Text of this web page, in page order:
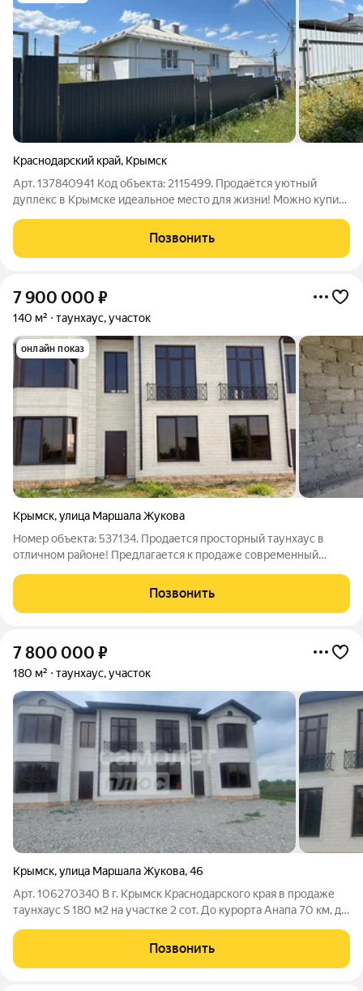
Краснодарский край, Крымск
Арт. 137840941 Код объекта: 2115499. Продаётся уютный
дуплекс в Крымске идеальное место для жизни! Можно купить
на рынке недвижимости! Расположение: дом находится в
живописном районе Крымска,
Позвонить
7 900 000 ₽
140 м² таунхаус, участок
онлайн показ
Крымск,улица Маршала Жукова
Номер объекта: 537134. Продается просторный таунхаус в
отличном районе! Предлагается к продаже современный
мансардой 40 кв.м. Характеристики дома: Дом построен из
качественного пеноблока. Фасад
Позвонить
7 800 000 ₽
180 м² таунхаус, участок
Крымск,улица Маршала Жукова,46
Арт. 106270340 В г. Крымск Краснодарского края в продаже
таунхаус S 180 м2 на участке 2 сот. До курорта Анапа 70 км, до
доступности: -Сетевые магазины, -Аптечные пункты, -Школа
№3, 20 -Детский
Позвонить